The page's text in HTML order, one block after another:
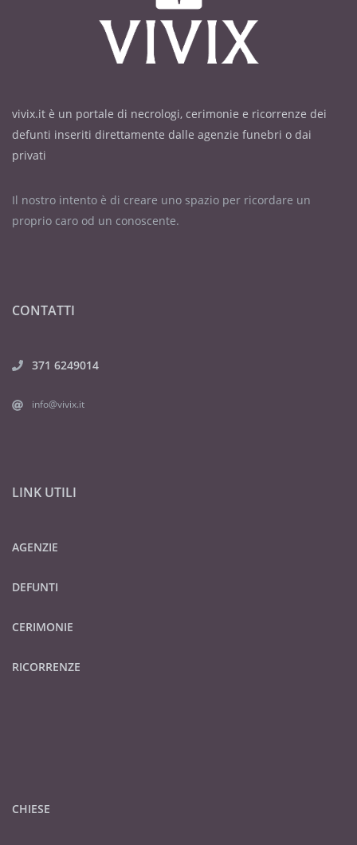
vivix.it è un portale di necrologi, cerimonie e ricorrenze dei
defunti inseriti direttamente dalle agenzie funebri o dai
privati
Il nostro intento è di creare uno spazio per ricordare un
proprio caro od un conoscente.
CONTATTI
371 6249014
info@vivix.it
LINK UTILI
AGENZIE
DEFUNTI
CERIMONIE
RICORRENZE
CHIESE